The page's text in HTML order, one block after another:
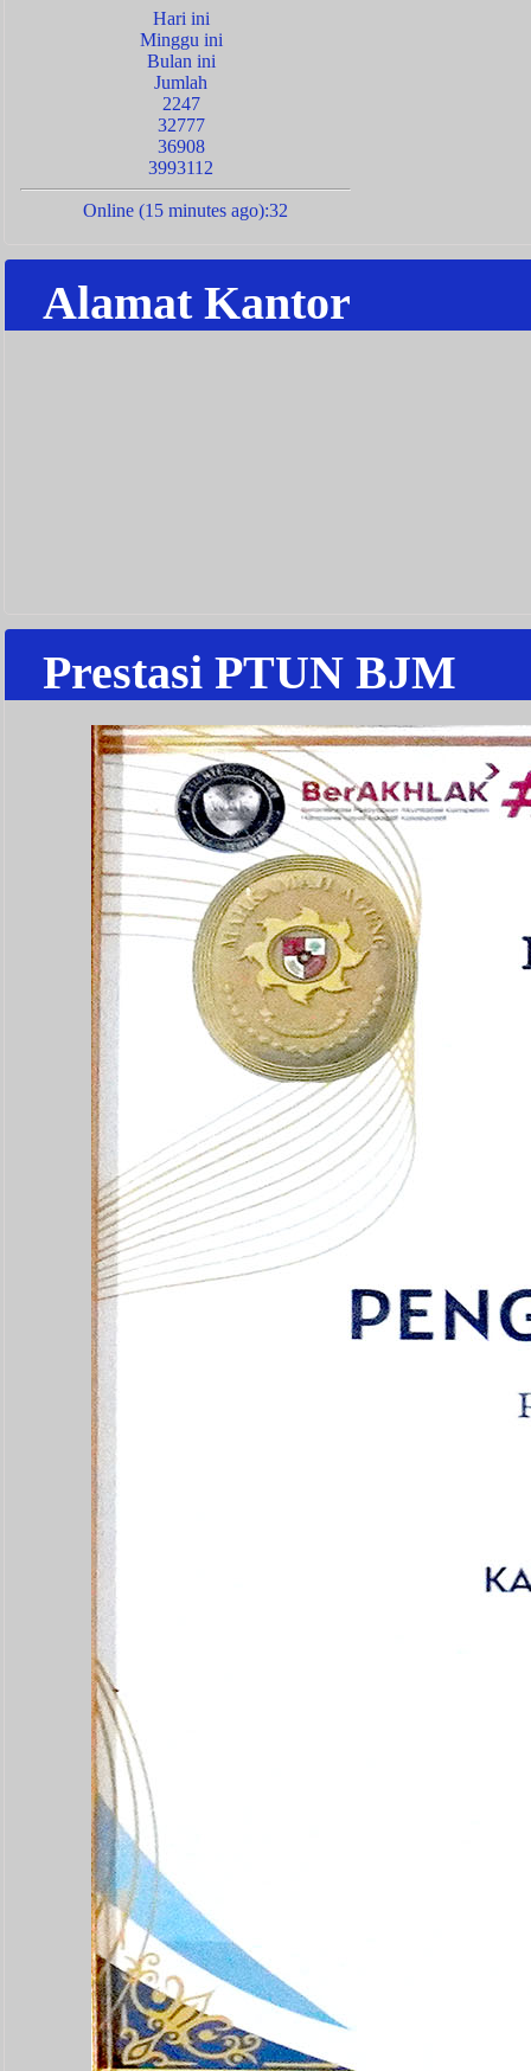
Hari ini
Minggu ini
Bulan ini
Jumlah
2247
32777
36908
3993112
Online (15 minutes ago):32
Alamat Kantor
Prestasi PTUN BJM